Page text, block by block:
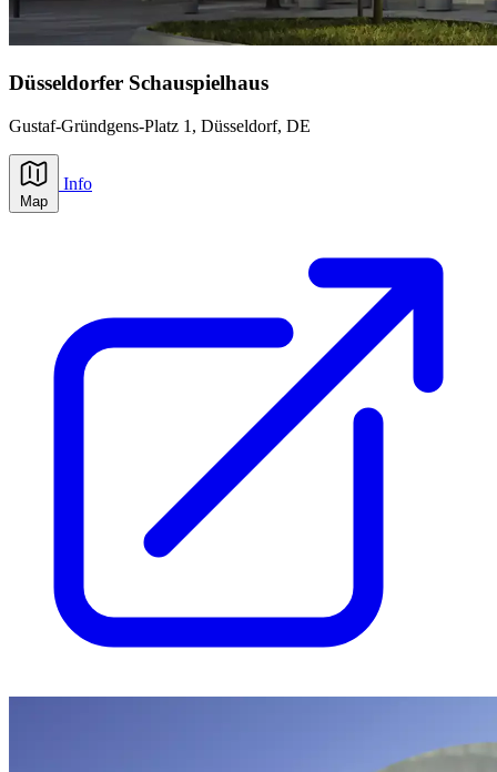
Düsseldorfer Schauspielhaus
Gustaf-Gründgens-Platz 1, Düsseldorf, DE
Map
Info